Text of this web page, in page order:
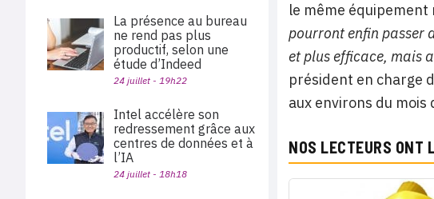
le même
pourront enfin passer
et plus efficace, mais
président en charge
aux environs du mois
NOS LECTEURS ONT
La présence au bureau
ne rend pas plus
productif, selon une
étude d’Indeed
24 juillet - 19h22
Intel accélère son
redressement grâce aux
centres de données et à
l’IA
24 juillet - 18h18